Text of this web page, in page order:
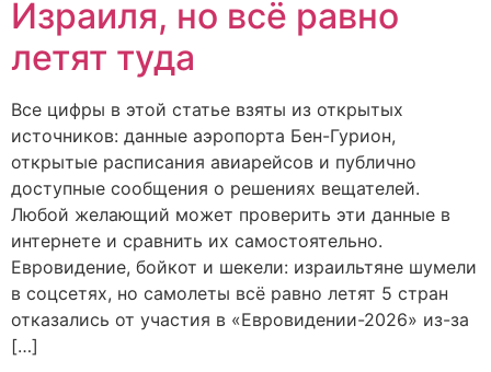
Израиля, но всё равно
летят туда
Все цифры в этой статье взяты из открытых
источников: данные аэропорта Бен-Гурион,
открытые расписания авиарейсов и публично
доступные сообщения о решениях вещателей.
Любой желающий может проверить эти данные в
интернете и сравнить их самостоятельно.
Евровидение, бойкот и шекели: израильтяне шумели
в соцсетях, но самолеты всё равно летят 5 стран
отказались от участия в «Евровидении-2026» из-за
[…]